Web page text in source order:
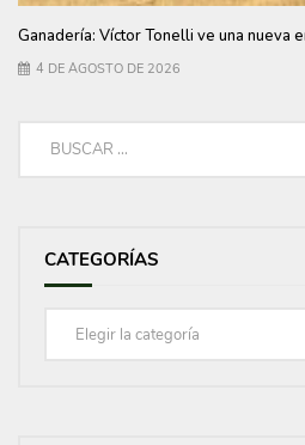
Ganadería: Víctor Tonelli ve una nueva
4 DE AGOSTO DE 2026
CATEGORÍAS
Categorías